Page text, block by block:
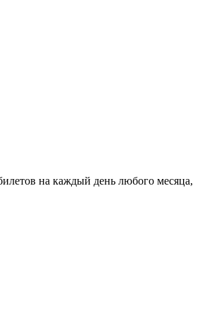
на каждый день любого месяца,